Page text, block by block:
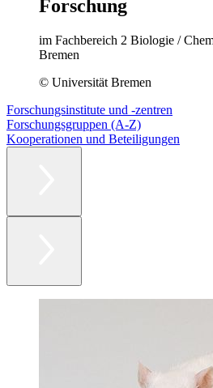
Forschung
im Fachbereich 2 Biologie /
Bremen
© Universität Bremen
Forschungsinstitute und -zentren
Forschungsgruppen (A-Z)
Kooperationen und Beteiligungen